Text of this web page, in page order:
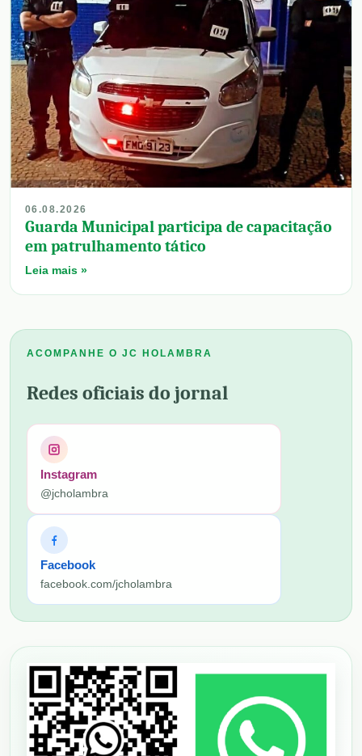
06.08.2026
Guarda Municipal participa de capacitação
em patrulhamento tático
Leia mais »
ACOMPANHE O JC HOLAMBRA
Redes oficiais do jornal
Instagram
@jcholambra
Facebook
facebook.com/jcholambra